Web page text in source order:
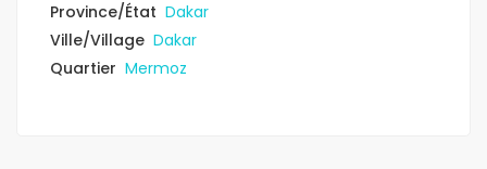
Province/État Dakar
Ville/Village Dakar
Quartier Mermoz